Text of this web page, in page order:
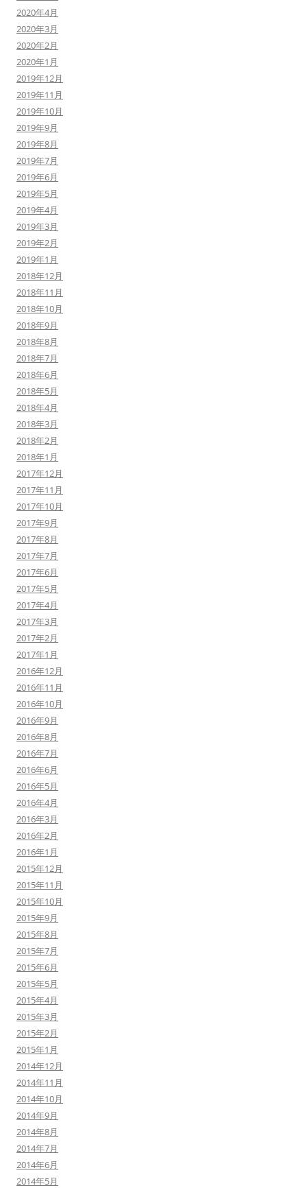
2020年4月
2020年3月
2020年2月
2020年1月
2019年12月
2019年11月
2019年10月
2019年9月
2019年8月
2019年7月
2019年6月
2019年5月
2019年4月
2019年3月
2019年2月
2019年1月
2018年12月
2018年11月
2018年10月
2018年9月
2018年8月
2018年7月
2018年6月
2018年5月
2018年4月
2018年3月
2018年2月
2018年1月
2017年12月
2017年11月
2017年10月
2017年9月
2017年8月
2017年7月
2017年6月
2017年5月
2017年4月
2017年3月
2017年2月
2017年1月
2016年12月
2016年11月
2016年10月
2016年9月
2016年8月
2016年7月
2016年6月
2016年5月
2016年4月
2016年3月
2016年2月
2016年1月
2015年12月
2015年11月
2015年10月
2015年9月
2015年8月
2015年7月
2015年6月
2015年5月
2015年4月
2015年3月
2015年2月
2015年1月
2014年12月
2014年11月
2014年10月
2014年9月
2014年8月
2014年7月
2014年6月
2014年5月